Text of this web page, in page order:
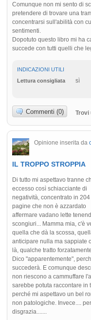
Comunque non mi sento di
pretendere di trovare una
concentrarsi sull'abilità con
sentimenti.
Dopotuto questo libro mi ha
succede con tutti quelli che
INDICAZIONI UTILI
Lettura consigliata
sì
Commenti (0) Trovi
Opinione inserita da
IL TROPPO STROPPIA
Di tutto mi aspettavo tranne
eccesso così schiacciante di
negatività, concentrato in 204
pagine che non è azzardato
affermare vadano lette
scongiuri... Mamma mia, c'è
quella che dà la scossa,
anticipare nulla ma sappiate
là, qualche tratto
Dico "apparentemente",
succederà. E comunque
non riescono a cammuffare
sarebbe potuta raccontare in
perché mi aspettavo un bel
non patologiche. Invece....
disgrazia.......